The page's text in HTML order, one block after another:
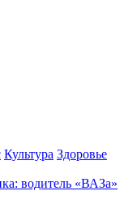
Культура Здоровье
водитель «ВАЗа»